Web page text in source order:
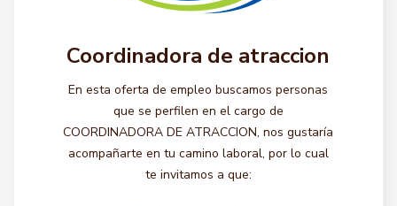
Coordinadora de atraccion
En esta oferta de empleo buscamos personas
que se perfilen en el cargo de
COORDINADORA DE ATRACCION, nos gustaría
acompañarte en tu camino laboral, por lo cual
te invitamos a que: